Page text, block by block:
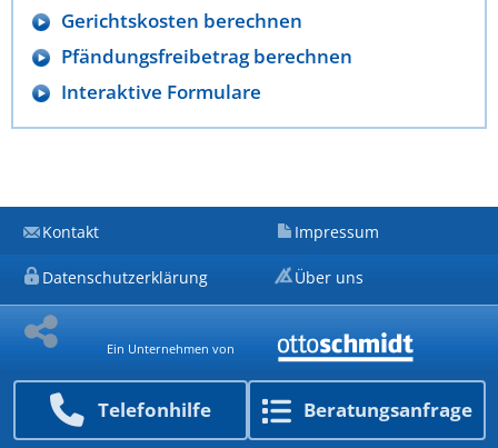
Telefon­hilfe Beratungs­anfrage
Gerichtskosten berechnen
Pfändungsfreibetrag berechnen
Interaktive Formulare
Kontakt Impressum
Datenschutzerklärung Über uns
Ein Unternehmen von